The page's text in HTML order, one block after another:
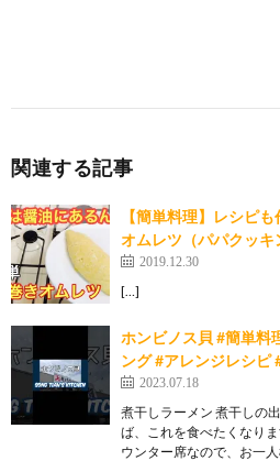
関連する記事
【簡単料理】レシピ
オムレツ（パパクッキ
2019.12.30
[…]
ホンビノス貝 #簡単料
ング #アレンジレシピ
2023.07.18
煮干しラーメン 煮干しの
ば、これを食べたくなり
ウンター席なので、お一